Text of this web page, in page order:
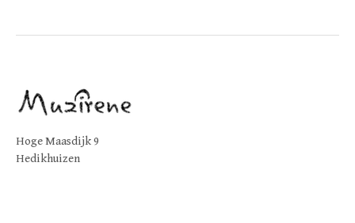
Hoge Maasdijk 9
Hedikhuizen